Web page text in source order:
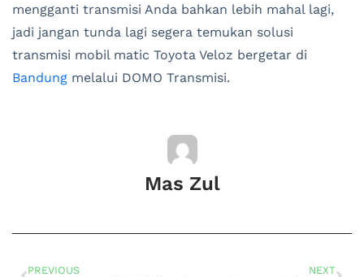
mengganti transmisi Anda bahkan lebih mahal lagi,
jadi jangan tunda lagi segera temukan solusi
transmisi mobil matic Toyota Veloz bergetar di
Bandung melalui DOMO Transmisi.
Mas Zul
PREVIOUS NEXT